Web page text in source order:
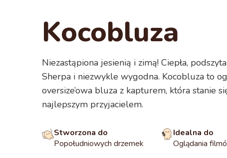
Kocobluza
Niezastąpiona jesienią i zimą! Ciepła,
Sherpa i niezwykle wygodna. Kocobluza to
oversize’owa bluza z kapturem, która stanie
najlepszym przyjacielem.
Stworzona do
Popołudniowych drzemek
Idealna do
Oglądania